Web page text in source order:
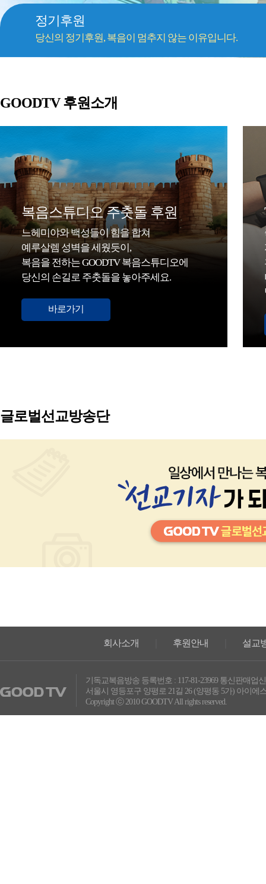
정기후원
당신의 정기후원, 복음이 멈추지 않는 이유입니다.
GOODTV 후원소개
복음스튜디오 주춧돌 후원
느헤미야와 백성들이 힘을 합쳐
예루살렘 성벽을 세웠듯이,
복음을 전하는 GOODTV 복음스튜디오에
당신의 손길로 주춧돌을 놓아주세요.
바로가기
글로벌선교방송단
회사소개 후원안내 설교
기독교복음방송 등록번호 : 117-81-23969 통신판매업
서울시 영등포구 양평로 21길 26 (양평동 5가) 아이에
Copyright ⓒ 2010 GOODTV All rights reserved.